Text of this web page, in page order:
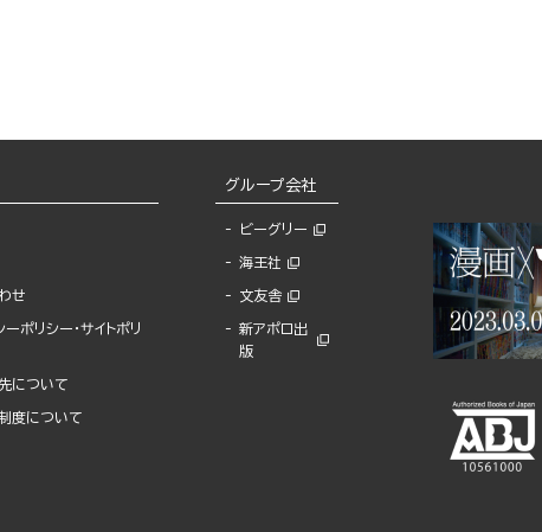
せ
ーポリシー・サイトポリ
について
度について
グループ会社
ビーグリー
海王社
文友舎
新アポロ出
版